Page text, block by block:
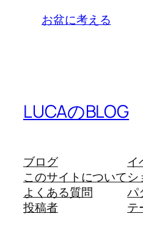
お盆に考える
LUCAのBLOG
ブログ
このサイトについて
よくある質問
投稿者
イ
シ
パ
テ